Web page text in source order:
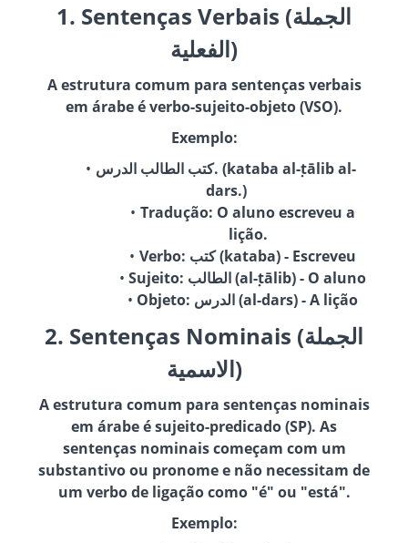
1. Sentenças Verbais (الجملة
الفعلية)
A estrutura comum para sentenças verbais
em árabe é verbo-sujeito-objeto (VSO).
Exemplo:
كتب الطالب الدرس. (kataba al-ṭālib al-
dars.)
Tradução: O aluno escreveu a
lição.
Verbo: كتب (kataba) - Escreveu
Sujeito: الطالب (al-ṭālib) - O aluno
Objeto: الدرس (al-dars) - A lição
2. Sentenças Nominais (الجملة
الاسمية)
A estrutura comum para sentenças nominais
em árabe é sujeito-predicado (SP). As
sentenças nominais começam com um
substantivo ou pronome e não necessitam de
um verbo de ligação como "é" ou "está".
Exemplo: